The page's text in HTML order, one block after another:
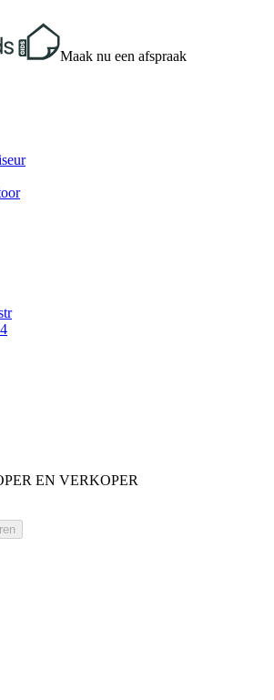
Maak nu een afspraak
EN VERKOPER